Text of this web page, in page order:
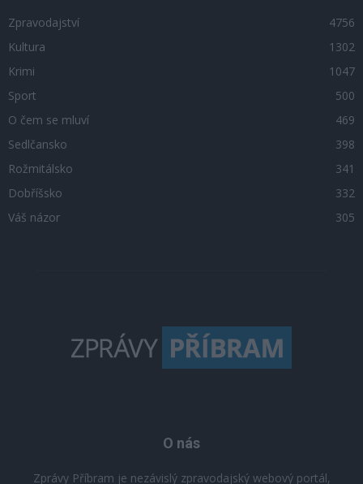
Zpravodajství
4756
Kultura
1302
Krimi
1047
Sport
500
O čem se mluví
469
Sedlčansko
398
Rožmitálsko
341
Dobříšsko
332
Váš názor
305
O nás
Zprávy Příbram je nezávislý zpravodajský webový portál,